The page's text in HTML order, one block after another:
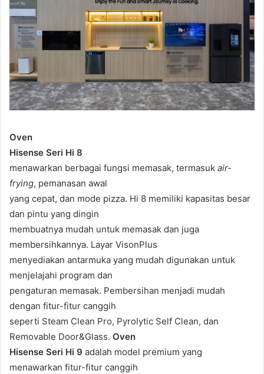
Oven
Hisense Seri Hi 8
menawarkan berbagai fungsi memasak, termasuk air-
frying, pemanasan awal
yang cepat, dan mode pizza. Hi 8 memiliki kapasitas besar
dan pintu yang dingin
membuatnya mudah untuk memasak dan juga
membersihkannya. Layar VisonPlus
menyediakan antarmuka yang mudah digunakan untuk
menjelajahi program dan
pengaturan memasak. Pembersihan menjadi mudah
dengan fitur-fitur canggih
seperti Steam Clean Pro, Pyrolytic Self Clean, dan
Removable Door&Glass. Oven
Hisense Seri Hi 9 adalah model premium yang
menawarkan fitur-fitur canggih